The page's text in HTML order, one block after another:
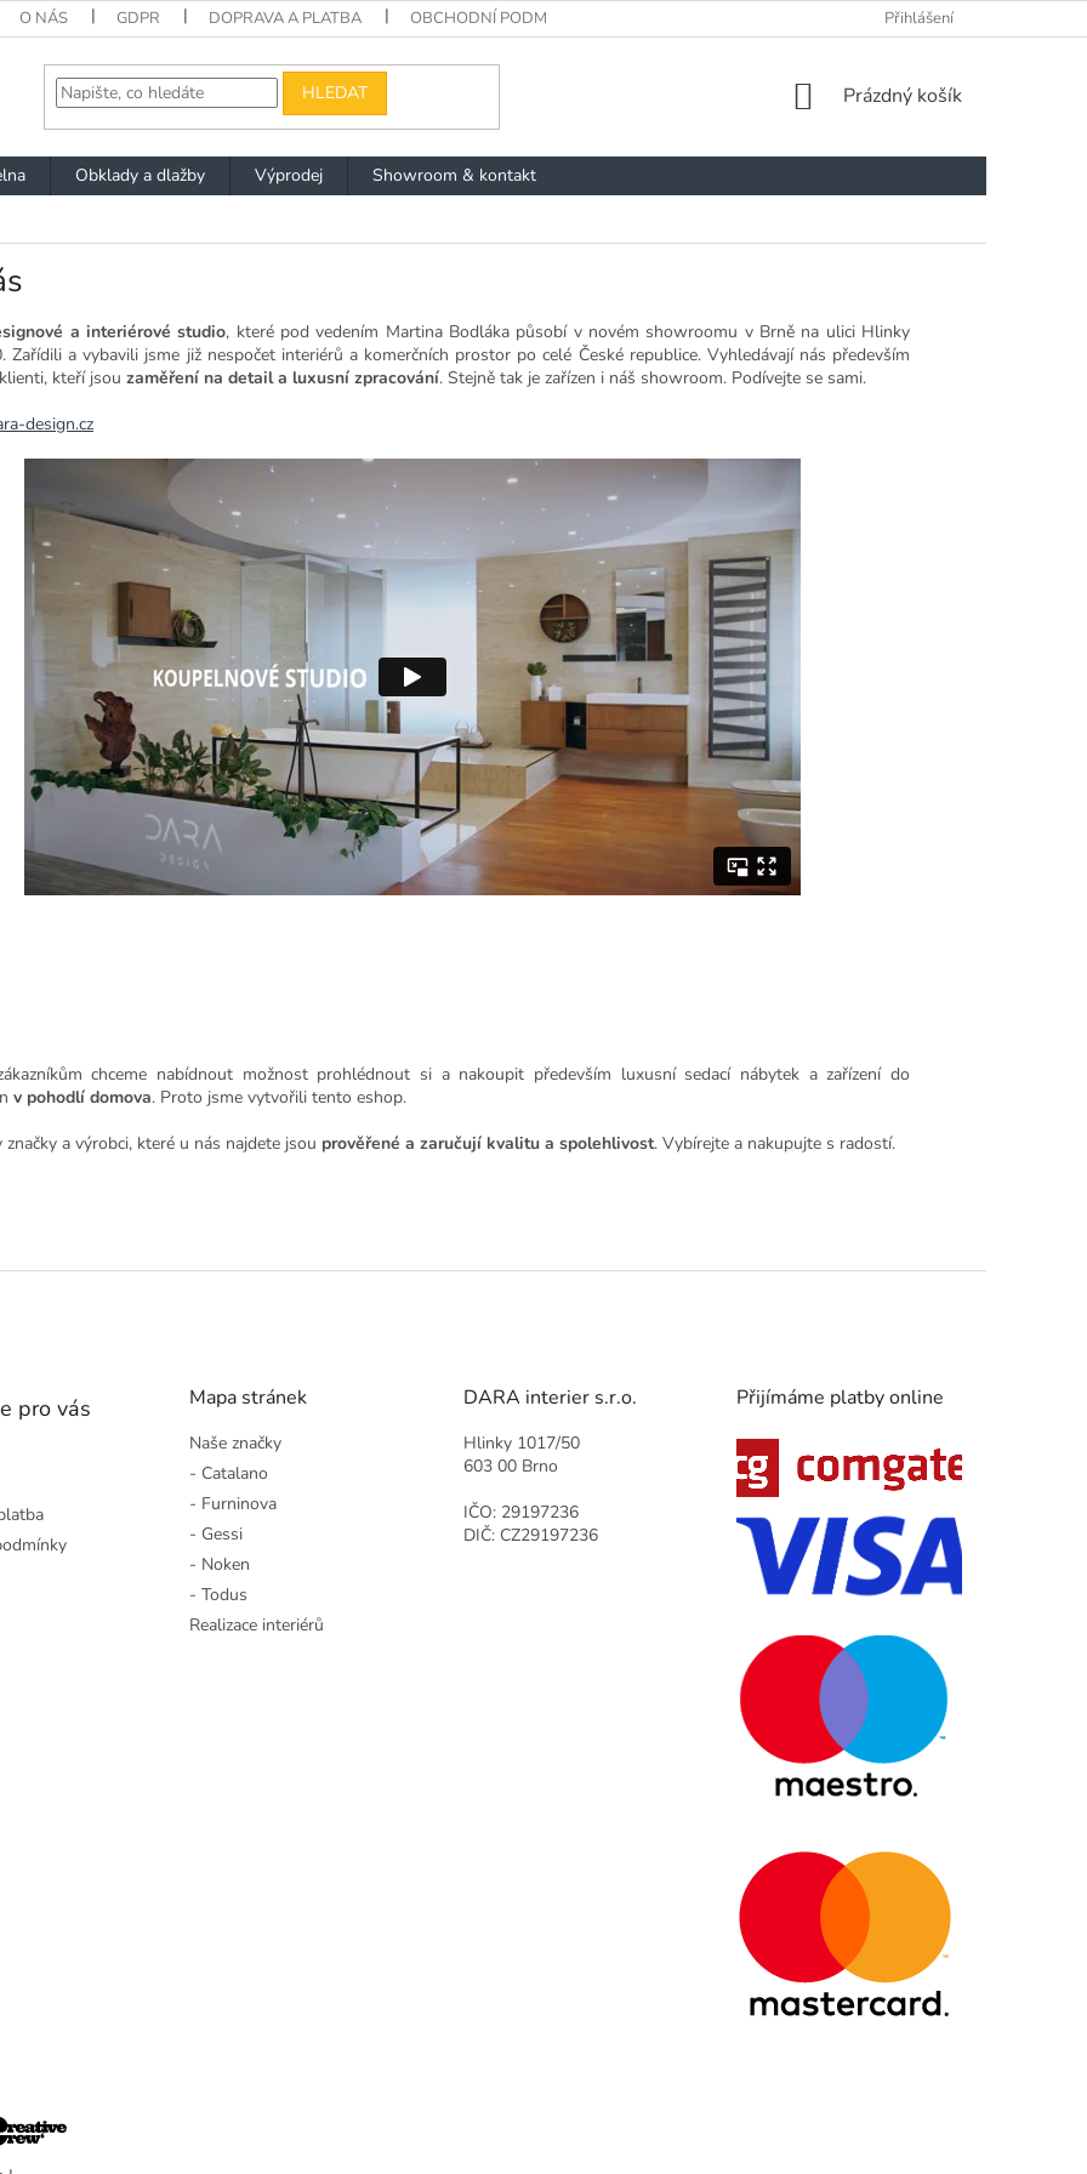
O NÁS GDPR DOPRAVA A PLATBA OBCHODNÍ PODMÍNKY Přihlášení
HLEDAT
NÁKUPNÍ
Prázdný košík
Obklady a dlažby Výprodej
Showroom & kontakt
a interiérové studio, které pod vedením Martina Bodláka působí v novém showroomu v Brně na ulici Hlinky
Zařídili a vybavili jsme již nespočet interiérů a komerčních prostor po celé České republice. Vyhledávají nás především
kteří jsou zaměření na detail a luxusní zpracování. Stejně tak je zařízen i náš showroom. Podívejte se sami.
design.cz
chceme nabídnout možnost prohlédnout si a nakoupit především luxusní sedací nábytek a zařízení do
v pohodlí domova. Proto jsme vytvořili tento eshop.
značky a výrobci, které u nás najdete jsou prověřené a zaručují kvalitu a spolehlivost. Vybírejte a nakupujte s radostí.
pro vás Mapa stránek
Naše značky
- Catalano
- Furninova
- Gessi
- Noken
- Todus
Realizace interiérů
DARA interier s.r.o.
Hlinky 1017/50
603 00 Brno
IČO: 29197236
DIČ: CZ29197236
Přijímáme platby online